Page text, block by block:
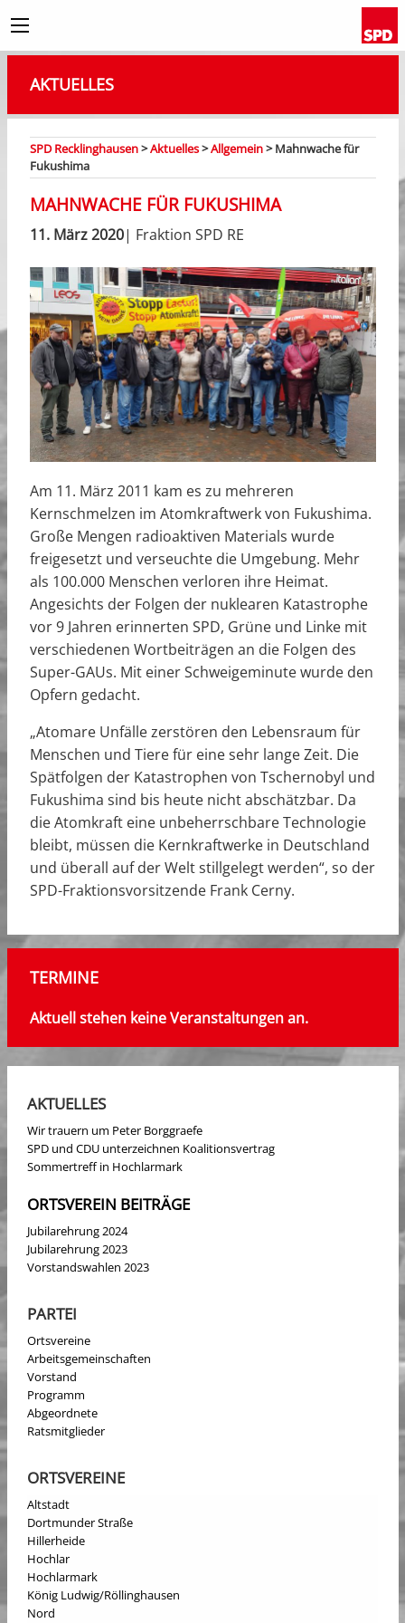
AKTUELLES
SPD Recklinghausen>Aktuelles>Allgemein>Mahnwache für
Fukushima
MAHNWACHE FÜR FUKUSHIMA
11. März 2020| Fraktion SPD RE
Am 11. März 2011 kam es zu mehreren
Kernschmelzen im Atomkraftwerk von Fukushima.
Große Mengen radioaktiven Materials wurde
freigesetzt und verseuchte die Umgebung. Mehr
als 100.000 Menschen verloren ihre Heimat.
Angesichts der Folgen der nuklearen Katastrophe
vor 9 Jahren erinnerten SPD, Grüne und Linke mit
verschiedenen Wortbeiträgen an die Folgen des
Super-GAUs. Mit einer Schweigeminute wurde den
Opfern gedacht.
„Atomare Unfälle zerstören den Lebensraum für
Menschen und Tiere für eine sehr lange Zeit. Die
Spätfolgen der Katastrophen von Tschernobyl und
Fukushima sind bis heute nicht abschätzbar. Da
die Atomkraft eine unbeherrschbare Technologie
bleibt, müssen die Kernkraftwerke in Deutschland
und überall auf der Welt stillgelegt werden“, so der
SPD-Fraktionsvorsitzende Frank Cerny.
TERMINE
Aktuell stehen keine Veranstaltungen an.
AKTUELLES
Wir trauern um Peter Borggraefe
SPD und CDU unterzeichnen Koalitionsvertrag
Sommertreff in Hochlarmark
ORTSVEREIN BEITRÄGE
Jubilarehrung 2024
Jubilarehrung 2023
Vorstandswahlen 2023
PARTEI
Ortsvereine
Arbeitsgemeinschaften
Vorstand
Programm
Abgeordnete
Ratsmitglieder
ORTSVEREINE
Altstadt
Dortmunder Straße
Hillerheide
Hochlar
Hochlarmark
König Ludwig/Röllinghausen
Nord